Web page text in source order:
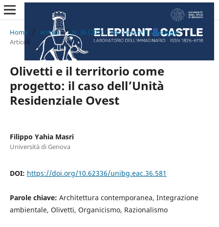
Home / Archivi / N. 36 (2026): Raccontare il paesaggio /
Articoli
Olivetti e il territorio come
progetto: il caso dell’Unità
Residenziale Ovest
Filippo Yahia Masri
Università di Genova
DOI: https://doi.org/10.62336/unibg.eac.36.581
Parole chiave: Architettura contemporanea, Integrazione
ambientale, Olivetti, Organicismo, Razionalismo